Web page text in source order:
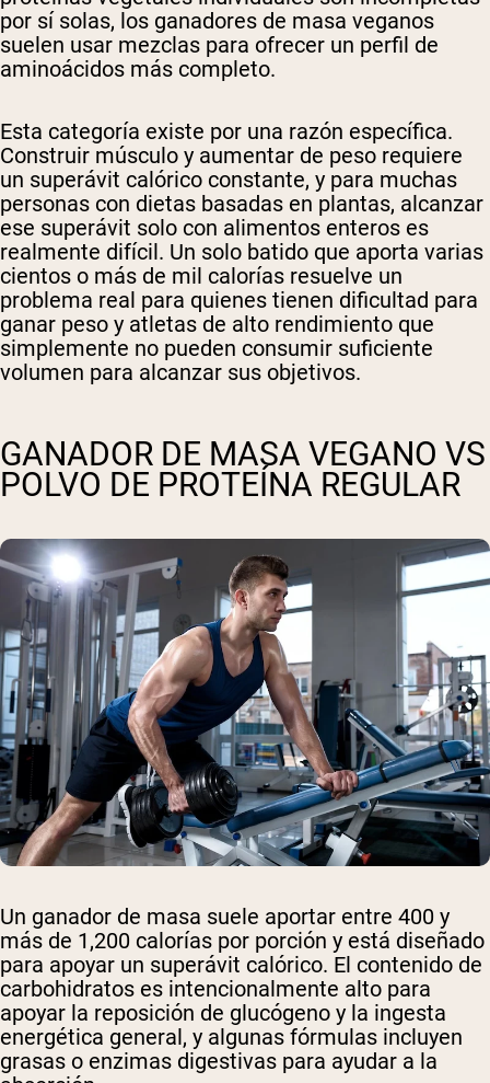
por sí solas, los ganadores de masa veganos
suelen usar mezclas para ofrecer un perfil de
aminoácidos más completo.
Esta categoría existe por una razón específica.
Construir músculo y aumentar de peso requiere
un superávit calórico constante, y para muchas
personas con dietas basadas en plantas, alcanzar
ese superávit solo con alimentos enteros es
realmente difícil. Un solo batido que aporta varias
cientos o más de mil calorías resuelve un
problema real para quienes tienen dificultad para
ganar peso y atletas de alto rendimiento que
simplemente no pueden consumir suficiente
volumen para alcanzar sus objetivos.
GANADOR DE MASA VEGANO VS
POLVO DE PROTEÍNA REGULAR
Un ganador de masa suele aportar entre 400 y
más de 1,200 calorías por porción y está diseñado
para apoyar un superávit calórico. El contenido de
carbohidratos es intencionalmente alto para
apoyar la reposición de glucógeno y la ingesta
energética general, y algunas fórmulas incluyen
grasas o enzimas digestivas para ayudar a la